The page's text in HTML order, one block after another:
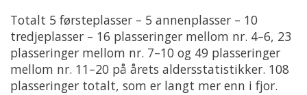
Totalt 5 førsteplasser – 5 annenplasser – 10
tredjeplasser – 16 plasseringer mellom nr. 4–6, 23
plasseringer mellom nr. 7–10 og 49 plasseringer
mellom nr. 11–20 på årets aldersstatistikker. 108
plasseringer totalt, som er langt mer enn i fjor.